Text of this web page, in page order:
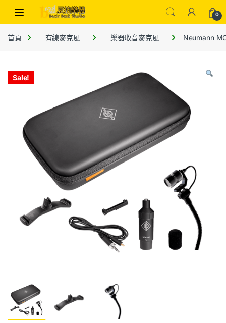
0
首頁 有線麥克風 樂器收音麥克風 Neumann
Sale!